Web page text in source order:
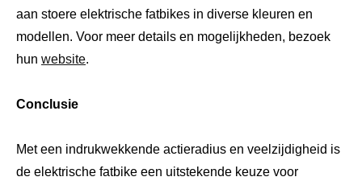
aan stoere elektrische fatbikes in diverse kleuren en
modellen. Voor meer details en mogelijkheden, bezoek
hun website.
Conclusie
Met een indrukwekkende actieradius en veelzijdigheid is
de elektrische fatbike een uitstekende keuze voor